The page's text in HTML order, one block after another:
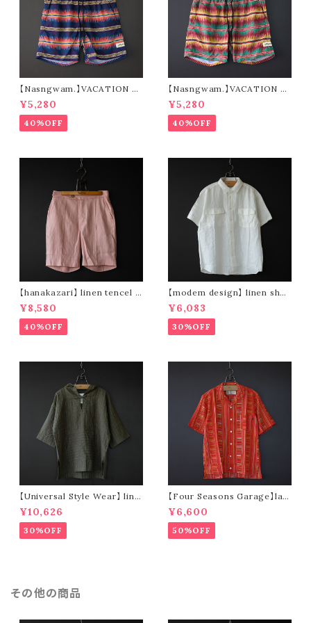
【Nasngwam.】VACATION S
HORTS (navy)
¥5,280
40%OFF
【Nasngwam.】VACATION S
HORTS (green)
¥5,280
40%OFF
【hanakazari】 linen tencel s
hort pants (pink)
¥8,580
40%OFF
【modem design】 linen shor
t sleeve shirt (white)
¥6,083
30%OFF
【Universal Style Wear】 line
n mexican parka (olive)
¥10,626
30%OFF
【Four Seasons Garage】lad
der stripe open collar s/s s
hirt (orange)
¥6,600
50%OFF
その他の商品